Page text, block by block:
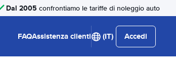
Dal 2005 confrontiamo le tariffe di noleggio auto
FAQAssistenza clienti (IT) Accedi